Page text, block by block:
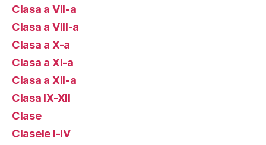
Clasa a VII-a
Clasa a VIII-a
Clasa a X-a
Clasa a XI-a
Clasa a XII-a
Clasa IX-XII
Clase
Clasele I-IV